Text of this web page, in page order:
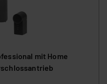
daher ggf. auch
den USA gemäß Art. 49
zu diesen Drittanbietern
die USA besteht kein
EU. Dies bedeutet,
mit Home